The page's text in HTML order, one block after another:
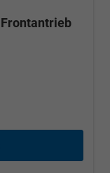
Frontantrieb